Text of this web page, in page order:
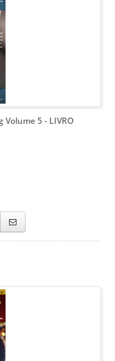
Volume 5 - LIVRO